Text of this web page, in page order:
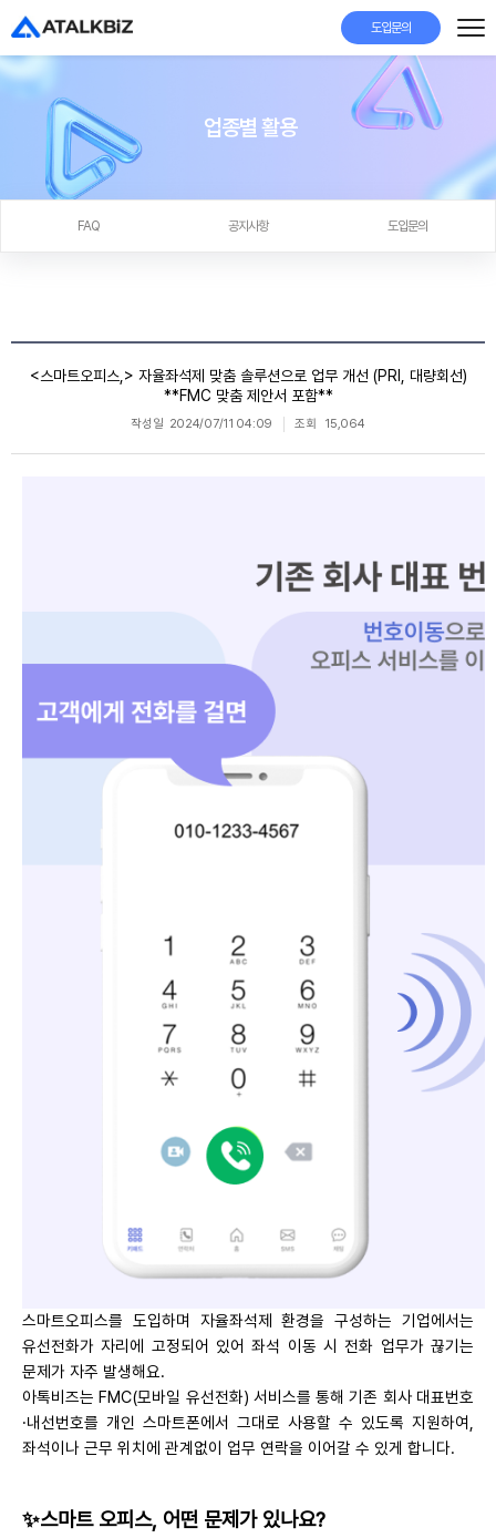
도입문의
업종별 활용
FAQ 공지사항 도입문의
<스마트오피스,> 자율좌석제 맞춤 솔루션으로 업무 개선 (PRI, 대량회선)
**FMC 맞춤 제안서 포함**
작성일 2024/07/11 04:09 조회 15,064
스마트오피스를 도입하며 자율좌석제 환경을 구성하는 기업에서는
유선전화가 자리에 고정되어 있어 좌석 이동 시 전화 업무가 끊기는
문제가 자주 발생해요.
아톡비즈는 FMC(모바일 유선전화) 서비스를 통해 기존 회사 대표번호
·내선번호를 개인 스마트폰에서 그대로 사용할 수 있도록 지원하여,
좌석이나 근무 위치에 관계없이 업무 연락을 이어갈 수 있게 합니다.
✨스마트 오피스, 어떤 문제가 있나요?